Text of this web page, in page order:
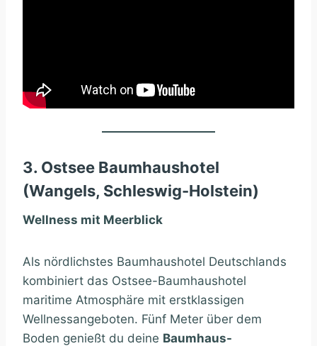
3. Ostsee Baumhaushotel
(Wangels, Schleswig-Holstein)
Wellness mit Meerblick
Als nördlichstes Baumhaushotel Deutschlands
kombiniert das Ostsee-Baumhaushotel
maritime Atmosphäre mit erstklassigen
Wellnessangeboten. Fünf Meter über dem
Boden genießt du deine Baumhaus-